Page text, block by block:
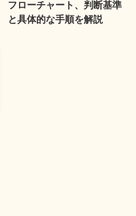
フローチャート、判断基準
と具体的な手順を解説